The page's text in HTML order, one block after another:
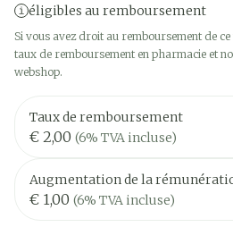
éligibles au remboursement
Si vous avez droit au remboursement de
taux de remboursement en pharmacie et
webshop.
Taux de remboursement
€ 2,00 (6% TVA incluse)
Augmentation de la
€ 1,00 (6% TVA incluse)